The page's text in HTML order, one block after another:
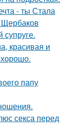
- ты Стала
супруге.
красивая и
папу
секса перед